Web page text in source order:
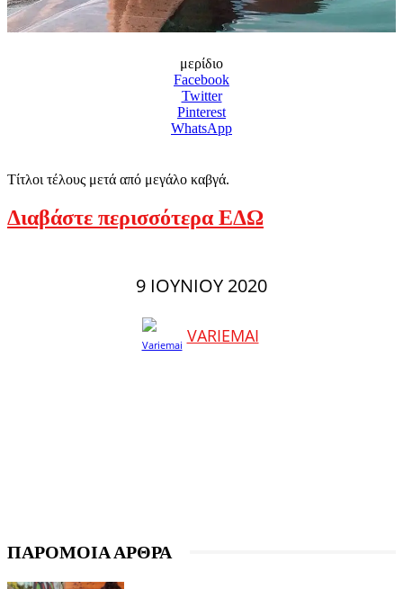
μερίδιο
Facebook
Twitter
Pinterest
WhatsApp
Τίτλοι τέλους μετά από μεγάλο καβγά.
Διαβάστε περισσότερα ΕΔΩ
9 ΙΟΥΝΊΟΥ 2020
VARIEMAI
ΠΑΡΟΜΟΙΑ ΑΡΘΡΑ